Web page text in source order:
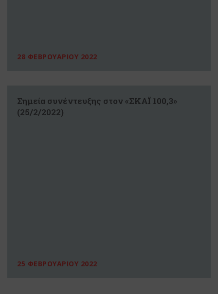
28 ΦΕΒΡΟΥΑΡΙΟΥ 2022
Σημεία συνέντευξης στον «ΣΚΑΪ 100,3»
(25/2/2022)
25 ΦΕΒΡΟΥΑΡΙΟΥ 2022